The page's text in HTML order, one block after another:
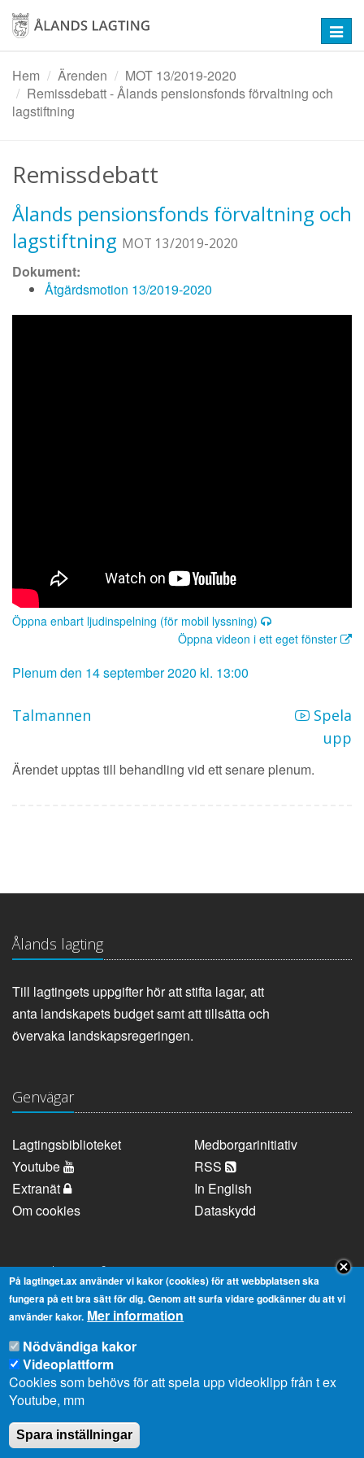
Hoppa
huvudinnehåll
Hem
Ärenden
MOT 13/2019-2020
Remissdebatt - Ålands pensionsfonds förvaltning och
lagstiftning
Remissdebatt
Ålands pensionsfonds förvaltning och
lagstiftning MOT 13/2019-2020
Dokument:
Åtgärdsmotion 13/2019-2020
Öppna enbart ljudinspelning (för mobil lyssning)
Öppna videon i ett eget fönster
Plenum den 14 september 2020 kl. 13:00
Talmannen
Spela
upp
Ärendet upptas till behandling vid ett senare plenum.
Ålands lagting
Till lagtingets uppgifter hör att stifta lagar, att
anta landskapets budget samt att tillsätta och
övervaka landskapsregeringen.
Genvägar
Lagtingsbiblioteket
Medborgarinitiativ
Youtube
RSS
Extranät
In English
Om cookies
Dataskydd
Kontaktuppgifter
Strandgatan 37, AX-22100 Mariehamn
Telefonnummer:
+358 18 25000
E-
post:
info@lagtinget.ax
Fler:
Kontakta lagtingets kansli
På lagtinget.ax använder vi kakor (cookies) för att webbplatsen ska
fungera på ett bra sätt för dig. Genom att surfa vidare godkänner du att vi
använder kakor. Mer information
Nödvändiga kakor
Videoplattform
Cookies som behövs för att spela upp videoklipp från t ex
Youtube, mm
Spara inställningar